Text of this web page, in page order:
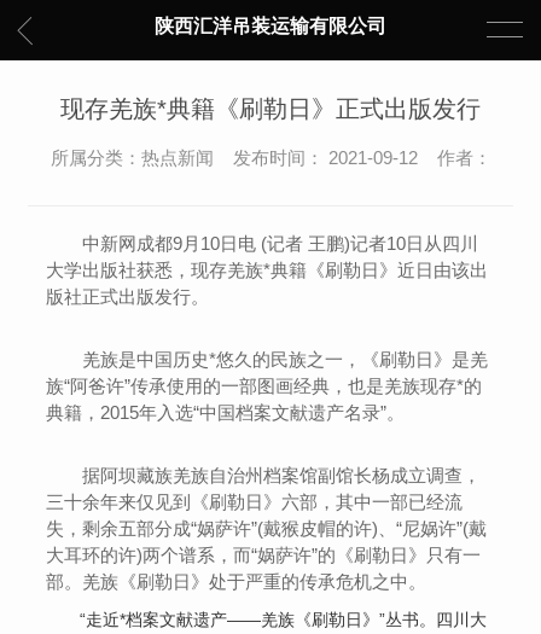
陕西汇洋吊装运输有限公司
现存羌族*典籍《刷勒日》正式出版发行
所属分类：热点新闻 发布时间： 2021-09-12 作者：
中新网成都9月10日电 (记者 王鹏)记者10日从四川
大学出版社获悉，现存羌族*典籍《刷勒日》近日由该出
版社正式出版发行。
羌族是中国历史*悠久的民族之一，《刷勒日》是羌
族“阿爸许”传承使用的一部图画经典，也是羌族现存*的
典籍，2015年入选“中国档案文献遗产名录”。
据阿坝藏族羌族自治州档案馆副馆长杨成立调查，
三十余年来仅见到《刷勒日》六部，其中一部已经流
失，剩余五部分成“娲萨许”(戴猴皮帽的许)、“尼娲许”(戴
大耳环的许)两个谱系，而“娲萨许”的《刷勒日》只有一
部。羌族《刷勒日》处于严重的传承危机之中。
“走近*档案文献遗产——羌族《刷勒日》”丛书。四川大